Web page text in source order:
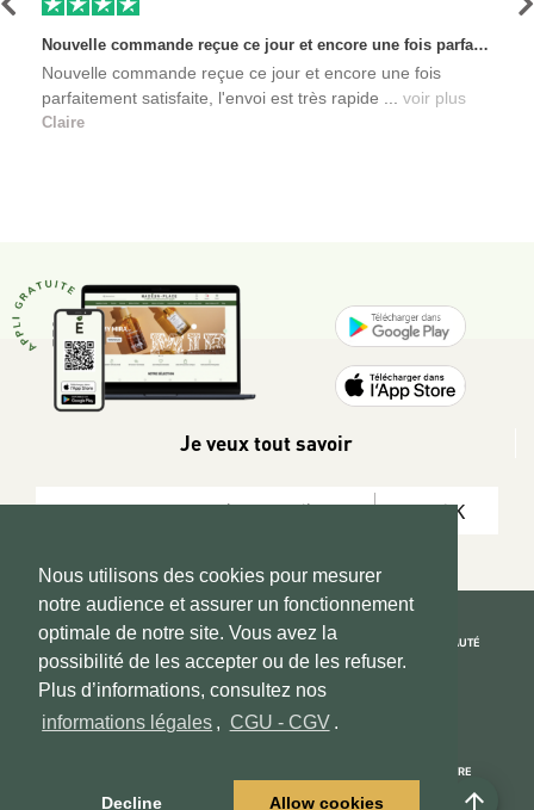
Nous utilisons des cookies pour mesurer
notre audience et assurer un fonctionnement
optimale de notre site. Vous avez la
possibilité de les accepter ou de les refuser.
Plus d’informations, consultez nos
informations légales , CGU - CGV .
Decline Allow cookies
Nouvelle commande reçue ce jour et encore une fois parfaitement satisfaite, l'envoi est très rapide et les produits sont toujours conditionnés de manière personnalisés. L'avantage de commander auprès de créateurs indépendants.
Nouvelle commande reçue ce jour et encore une fois
parfaitement satisfaite, l'envoi est très rapide ... voir plus
Claire
Précédent
arrow_upward
Je veux tout savoir
OK
Based on Kate&You MarketPlace’ solution
REJOIGNEZ LA COMMUNAUTÉ
NOUS CONNAÎTRE
Informations Légales